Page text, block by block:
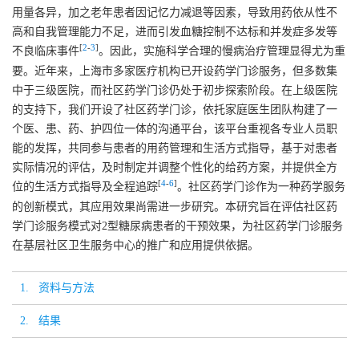
用量各异，加之老年患者因记忆力减退等因素，导致用药依从性不
高和自我管理能力不足，进而引发血糖控制不达标和并发症多发等
不良临床事件[2-3]。因此，实施科学合理的慢病治疗管理显得尤为重
要。近年来，上海市多家医疗机构已开设药学门诊服务，但多数集
中于三级医院，而社区药学门诊仍处于初步探索阶段。在上级医院
的支持下，我们开设了社区药学门诊，依托家庭医生团队构建了一
个医、患、药、护四位一体的沟通平台，该平台重视各专业人员职
能的发挥，共同参与患者的用药管理和生活方式指导，基于对患者
实际情况的评估，及时制定并调整个性化的给药方案，并提供全方
位的生活方式指导及全程追踪[4-6]。社区药学门诊作为一种药学服务
的创新模式，其应用效果尚需进一步研究。本研究旨在评估社区药
学门诊服务模式对2型糖尿病患者的干预效果，为社区药学门诊服务
在基层社区卫生服务中心的推广和应用提供依据。
1. 资料与方法
2. 结果